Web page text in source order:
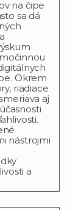
na čipe
sa dá
Okrem
riadiace
aj
nástrojmi
a